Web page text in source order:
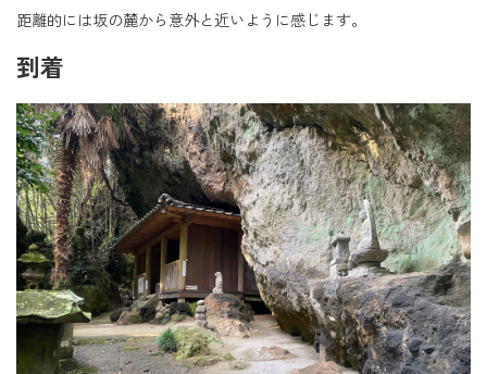
距離的には坂の麓から意外と近いように感じます。
到着